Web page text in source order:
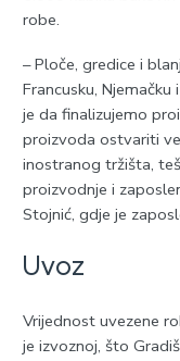
robe.
– Ploče, gredice i
Francusku,
je da finalizujemo
proizvoda ostvariti
inostranog tržišta,
proizvodnje i
Stojnić, gdje je
Uvoz
Vrijednost uvezene
je izvoznoj, što